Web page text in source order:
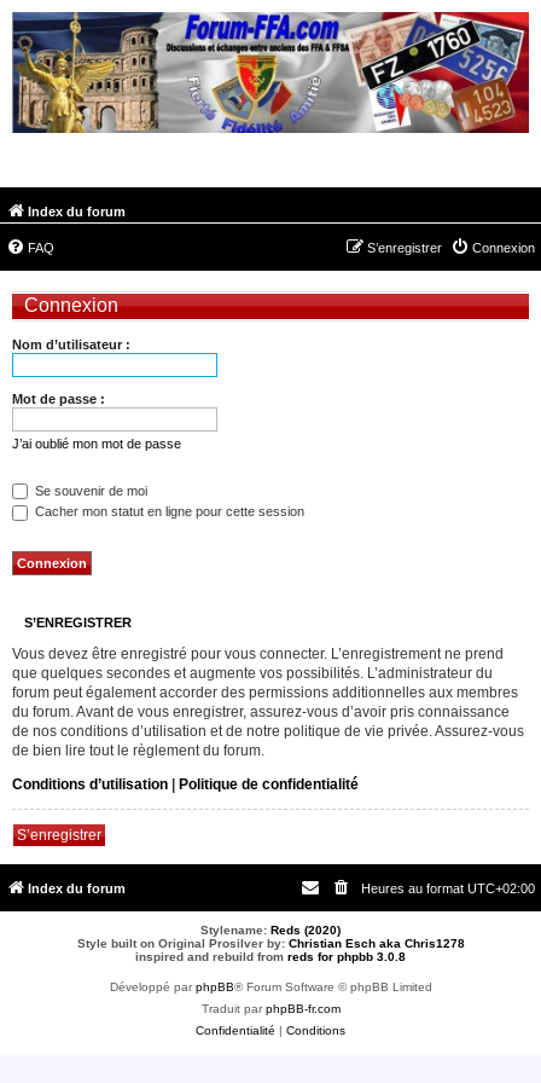
Index du forum
FAQ Connexion
S’enregistrer
Connexion
Nom d’utilisateur :
Mot de passe :
J’ai oublié mon mot de passe
Se souvenir de moi
Cacher mon statut en ligne pour cette session
S’ENREGISTRER
Vous devez être enregistré pour vous connecter. L’enregistrement ne prend
que quelques secondes et augmente vos possibilités. L’administrateur du
forum peut également accorder des permissions additionnelles aux membres
du forum. Avant de vous enregistrer, assurez-vous d’avoir pris connaissance
de nos conditions d’utilisation et de notre politique de vie privée. Assurez-vous
de bien lire tout le règlement du forum.
Conditions d’utilisation
Politique de confidentialité
S’enregistrer
Index du forum Heures au format UTC+02:00
Stylename: Reds (2020)
Style built on Original Prosilver by: Christian Esch aka Chris1278
inspired and rebuild from reds for phpbb 3.0.8
Développé parphpBB® Forum Software © phpBB Limited
Traduit parphpBB-fr.com
Confidentialité
Conditions